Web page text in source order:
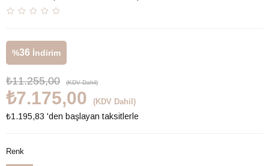
%36 İndirim
₺11.255,00 (KDV Dahil)
₺7.175,00 (KDV Dahil)
₺1.195,83 'den başlayan taksitlerle
Renk